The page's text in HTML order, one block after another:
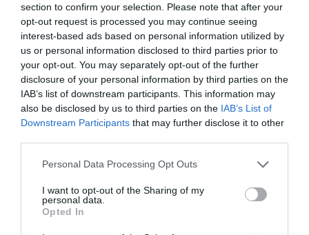
section to confirm your selection. Please note that after your
opt-out request is processed you may continue seeing
interest-based ads based on personal information utilized by
us or personal information disclosed to third parties prior to
your opt-out. You may separately opt-out of the further
disclosure of your personal information by third parties on the
IAB’s list of downstream participants. This information may
also be disclosed by us to third parties on the IAB’s List of
Downstream Participants that may further disclose it to other
Personal Data Processing Opt Outs
I want to opt-out of the Sharing of my
personal data.
Opted In
ByMcteam
ADVERTISEMENT - CONTINUE READING BELOW